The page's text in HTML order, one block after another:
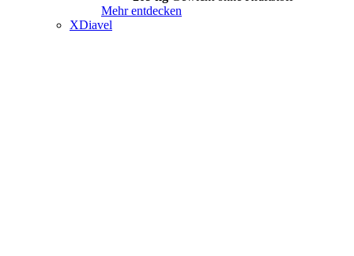
Mehr entdecken
XDiavel